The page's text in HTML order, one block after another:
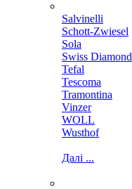
Salvinelli
Schott-Zwiesel
Sola
Swiss Diamond
Tefal
Tescoma
Tramontina
Vinzer
WOLL
Wusthof
Далі ...